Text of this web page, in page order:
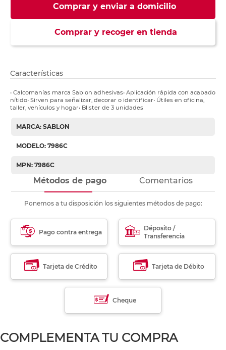
Comprar y enviar a domicilio
Comprar y recoger en tienda
Características
• Calcomanías marca Sablon adhesivas• Aplicación rápida con acabado
nítido• Sirven para señalizar, decorar o identificar• Útiles en oficina,
taller, vehículos y hogar• Blister de 3 unidades
MARCA: SABLON
MODELO: 7986C
MPN: 7986C
Métodos de pago Comentarios
Ponemos a tu disposición los siguientes métodos de pago:
Pago contra entrega
Déposito /
Transferencia
Tarjeta de Crédito Tarjeta de Débito
Cheque
COMPLEMENTA TU COMPRA